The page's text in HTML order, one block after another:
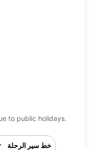
to public holidays.
خط سير الرحلة